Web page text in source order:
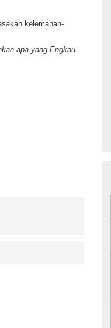
kelemahan-
apa yang Engkau